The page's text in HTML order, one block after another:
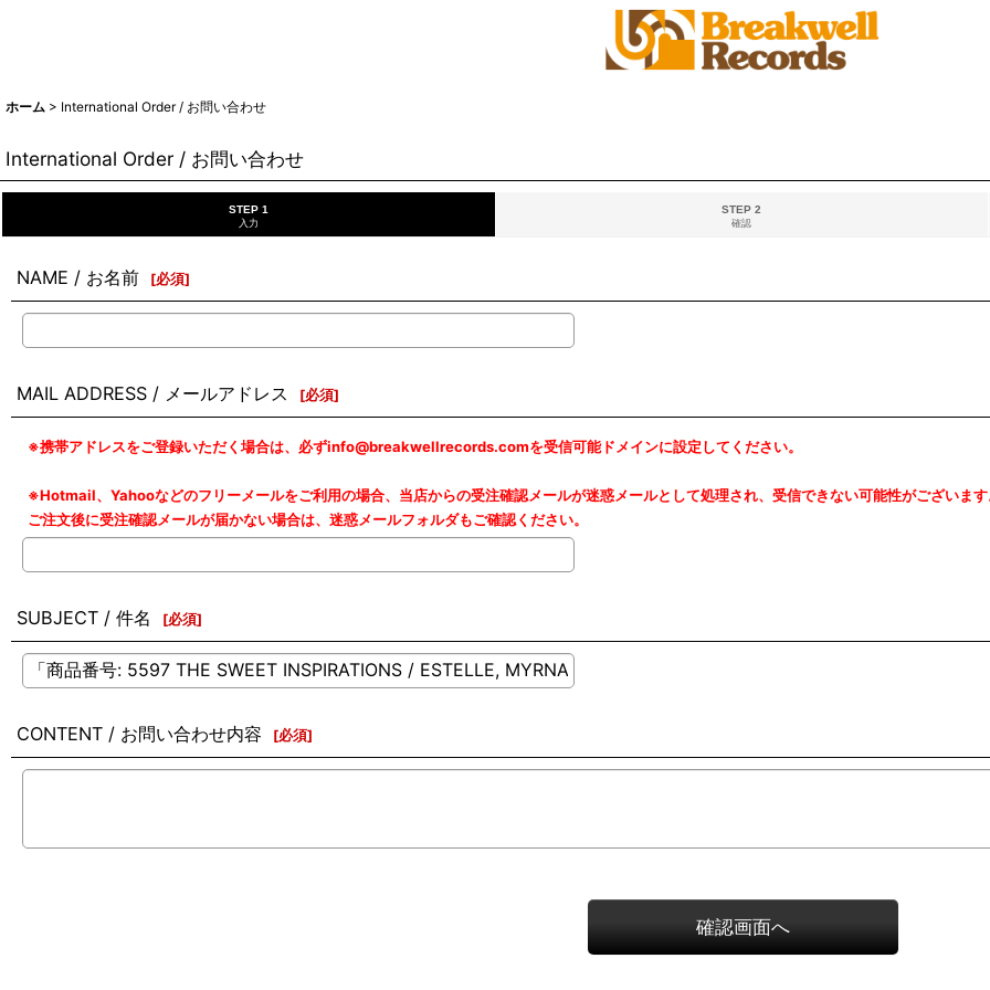
ホーム > International Order / お問い合わせ
International Order / お問い合わせ
STEP 1
入力
STEP 2
確認
NAME / お名前 [必須]
MAIL ADDRESS / メールアドレス [必須]
※携帯アドレスをご登録いただく場合は、必ずinfo@breakwellrecords.comを受信可能ドメインに設定してください。
※Hotmail、Yahooなどのフリーメールをご利用の場合、当店からの受注確認メールが迷惑メールとして処理され、受信できない可能性がございま
ご注文後に受注確認メールが届かない場合は、迷惑メールフォルダもご確認ください。
SUBJECT / 件名 [必須]
CONTENT / お問い合わせ内容 [必須]
確認画面へ